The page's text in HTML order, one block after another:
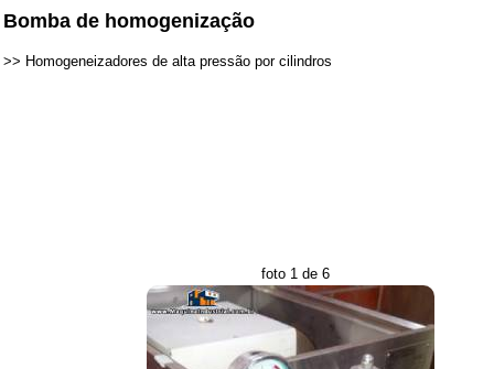
Bomba de homogenização
>> Homogeneizadores de alta pressão por cilindros
foto 1 de 6